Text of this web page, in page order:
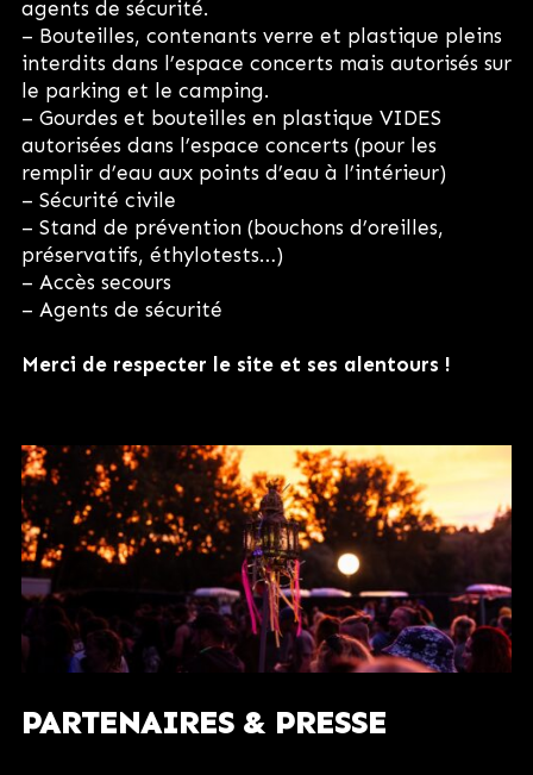
agents de sécurité.
– Bouteilles, contenants verre et plastique pleins
interdits dans l’espace concerts mais autorisés sur
le parking et le camping.
– Gourdes et bouteilles en plastique VIDES
autorisées dans l’espace concerts (pour les
remplir d’eau aux points d’eau à l’intérieur)
– Sécurité civile
– Stand de prévention (bouchons d’oreilles,
préservatifs, éthylotests…)
– Accès secours
– Agents de sécurité
Merci de respecter le site et ses alentours !
PARTENAIRES & PRESSE